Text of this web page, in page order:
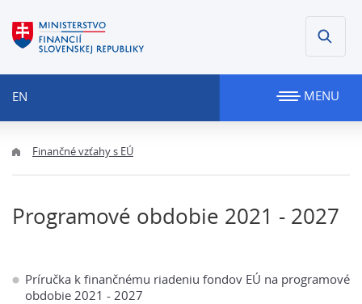
EN MENU
Finančné vzťahy s EÚ
Programové obdobie 2021 - 2027
Príručka k finančnému riadeniu fondov EÚ na programové
obdobie 2021 - 2027